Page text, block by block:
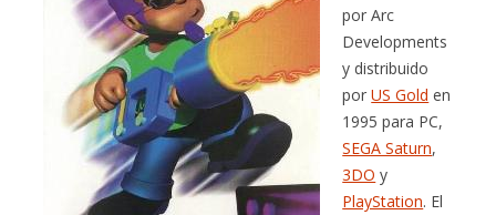
por Arc
Developments
y distribuido
porUS Gold en
1995 para PC,
SEGA Saturn,
3DO y
PlayStation. El